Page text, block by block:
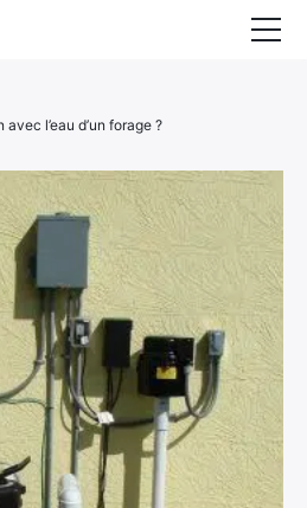
l’eau d’un forage ?